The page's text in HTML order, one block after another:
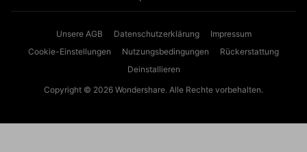
Unsere AGB Datenschutzerklärung
Impressum
Cookie-Einstellungen
Nutzungsbedingungen
Rückerstattung
Deinstallieren
Copyright © 2026 Wondershare. Alle Rechte vorbehalten.